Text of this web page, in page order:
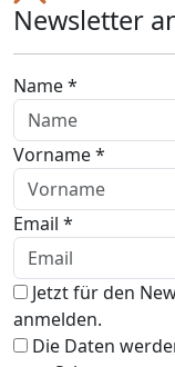
Newsletter
Name *
Vorname *
Email *
Jetzt für den
anmelden.
Die Daten